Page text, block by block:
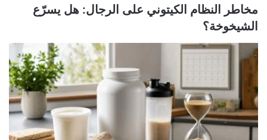
مخاطر النظام الكيتوني على الرجال: هل يسرّع
الشيخوخة؟